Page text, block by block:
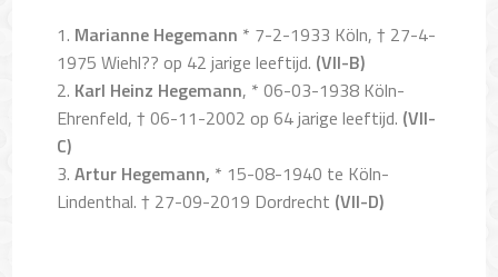
1. Marianne Hegemann * 7-2-1933 Köln, † 27-4-
1975 Wiehl?? op 42 jarige leeftijd. (VII-B)
2. Karl Heinz Hegemann, * 06-03-1938 Köln-
Ehrenfeld, † 06-11-2002 op 64 jarige leeftijd. (VII-
C)
3.Artur Hegemann, * 15-08-1940 te Köln-
Lindenthal. † 27-09-2019 Dordrecht (VII-D)